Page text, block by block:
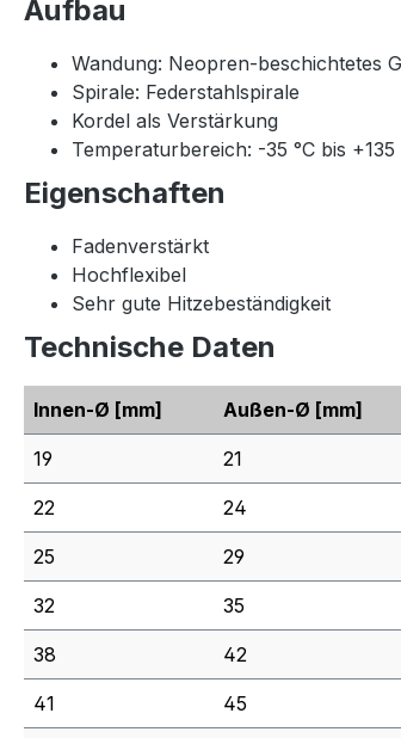
Aufbau
Wandung: Neopren-beschichtetes
Spirale: Federstahlspirale
Kordel als Verstärkung
Temperaturbereich: -35 °C bis
Eigenschaften
Fadenverstärkt
Hochflexibel
Sehr gute Hitzebeständigkeit
Technische Daten
Innen-Ø [mm] Außen-Ø [mm]
19 21
22 24
25 29
32 35
38 42
41 45